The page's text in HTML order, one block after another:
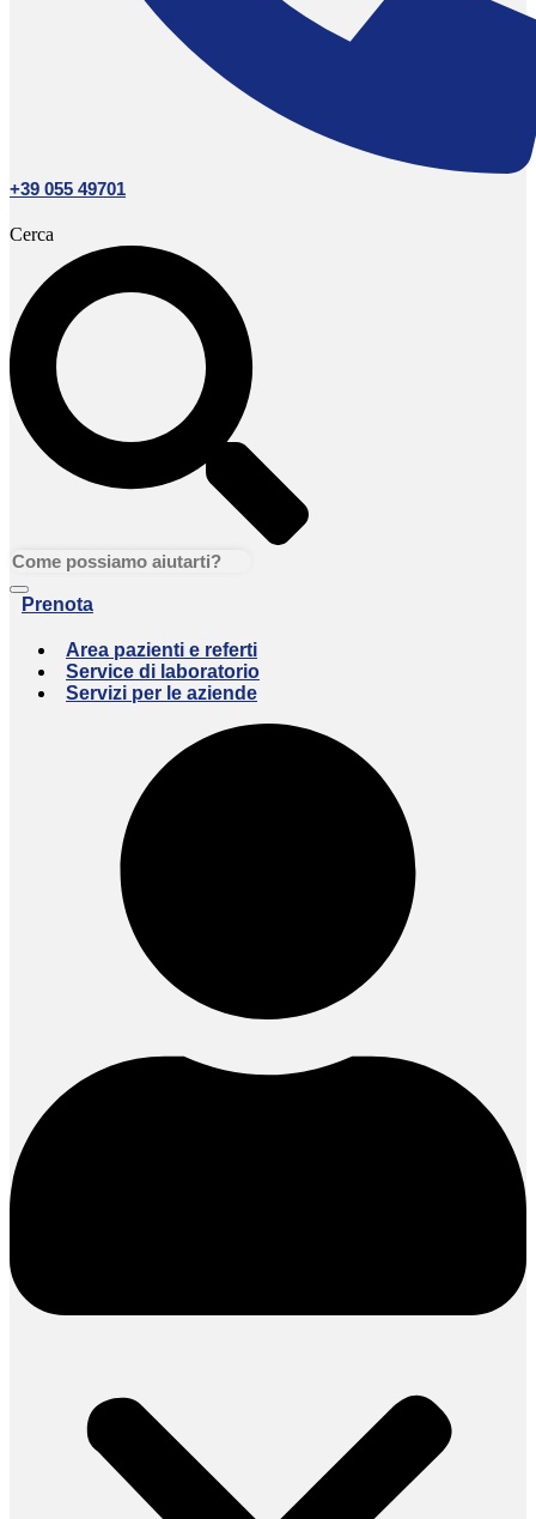
+39 055 49701
Cerca
Prenota
Area pazienti e referti
Service di laboratorio
Servizi per le aziende